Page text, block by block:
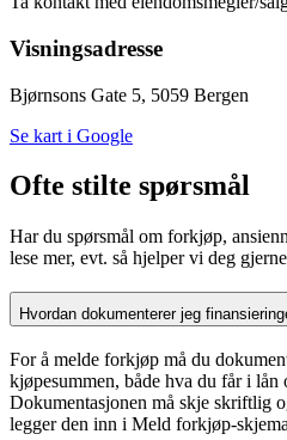
Visningsadresse
Bjørnsons Gate 5, 5059 Bergen
Se kart i Google
Ofte stilte spørsmål
Har du spørsmål om forkjøp,
lese mer, evt. så hjelper vi deg
Hvordan dokumenterer jeg
For å melde forkjøp må du
kjøpesummen, både hva du får i lån
Dokumentasjonen må skje skriftlig
legger den inn i Meld forkjøp-